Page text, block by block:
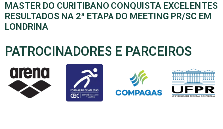
MASTER DO CURITIBANO CONQUISTA EXCELENTES
RESULTADOS NA 2ª ETAPA DO MEETING PR/SC EM
LONDRINA
PATROCINADORES E PARCEIROS